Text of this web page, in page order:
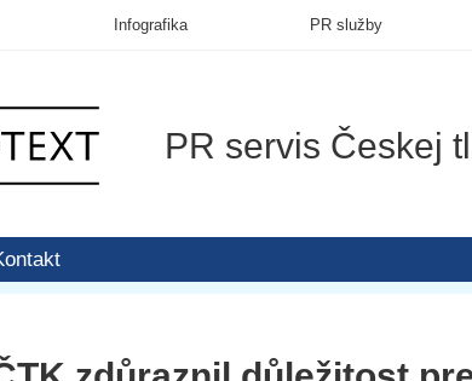
PR servis Českej
Infografika PR služby